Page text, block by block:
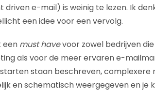
driven e-mail) is weinig te lezen. Ik
een idee voor een vervolg.
een must havevoor zowel bedrijven
als voor de meer ervaren e-
staan beschreven, complexere
en schematisch weergegeven en